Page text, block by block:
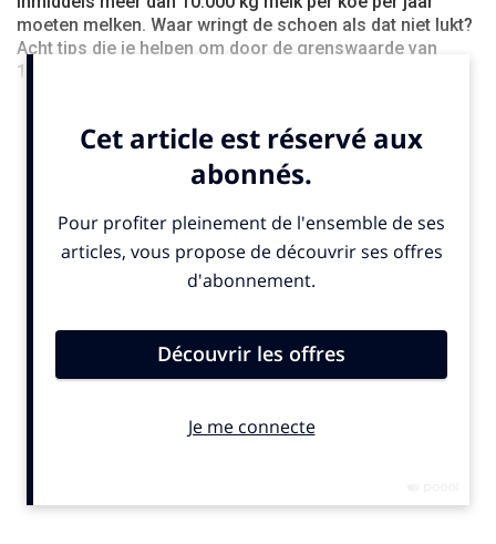
moeten melken. Waar wringt de schoen als dat niet lukt?
Acht tips die je helpen om door de grenswaarde van
11.000 kg te breken.